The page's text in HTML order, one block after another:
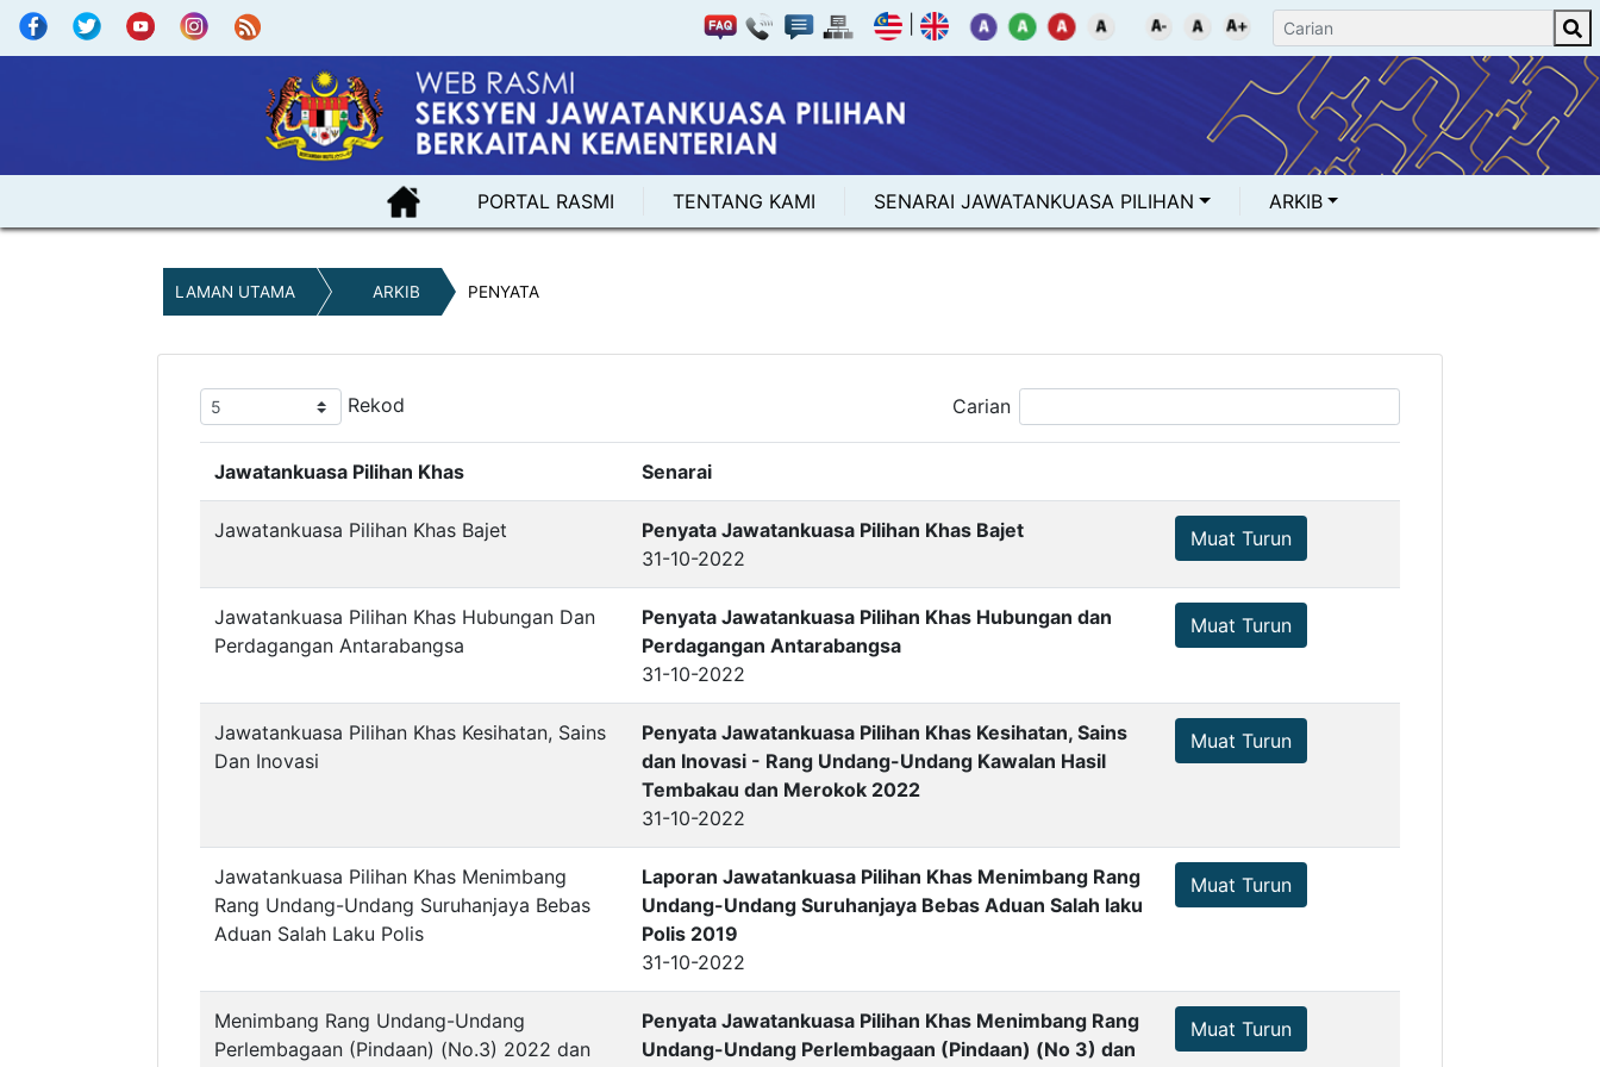
PORTAL RASMI TENTANG KAMI SENARAI JAWATANKUASA PILIHAN ARKIB
LAMAN UTAMA ARKIB PENYATA
Rekod Carian
Jawatankuasa Pilihan Khas Senarai
Jawatankuasa Pilihan Khas Bajet
Penyata Jawatankuasa Pilihan Khas Bajet
31-10-2022
Muat Turun
Jawatankuasa Pilihan Khas Hubungan Dan
Perdagangan Antarabangsa
Penyata Jawatankuasa Pilihan Khas Hubungan dan
Perdagangan Antarabangsa
31-10-2022
Muat Turun
Jawatankuasa Pilihan Khas Kesihatan, Sains
Dan Inovasi
Penyata Jawatankuasa Pilihan Khas Kesihatan, Sains
dan Inovasi - Rang Undang-Undang Kawalan Hasil
Tembakau dan Merokok 2022
31-10-2022
Muat Turun
Jawatankuasa Pilihan Khas Menimbang
Rang Undang-Undang Suruhanjaya Bebas
Aduan Salah Laku Polis
Laporan Jawatankuasa Pilihan Khas Menimbang Rang
Undang-Undang Suruhanjaya Bebas Aduan Salah laku
Polis 2019
31-10-2022
Muat Turun
Menimbang Rang Undang-Undang
Perlembagaan (Pindaan) (No.3) 2022 dan
Penyata Jawatankuasa Pilihan Khas Menimbang Rang
Undang-Undang Perlembagaan (Pindaan) (No 3) dan
Muat Turun